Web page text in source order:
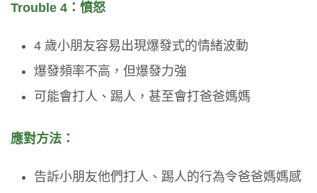
Trouble 4：憤怒
4 歲小朋友容易出現爆發式的情緒波動
爆發頻率不高，但爆發力強
可能會打人、踢人，甚至會打爸爸媽媽
應對方法：
告訴小朋友他們打人、踢人的行為令爸爸媽媽感